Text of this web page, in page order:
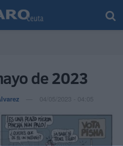
de 2023
04/05/2023 - 04:05